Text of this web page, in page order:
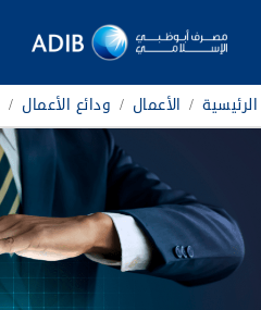
الرئيسية / الأعمال / ودائع الأعمال /